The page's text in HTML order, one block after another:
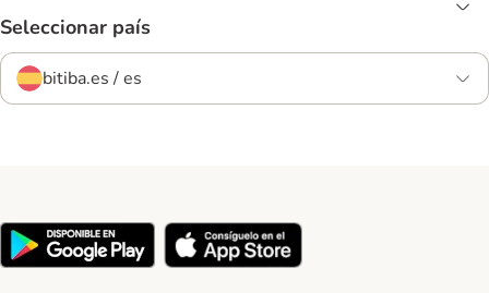
Seleccionar país
bitiba.es / es